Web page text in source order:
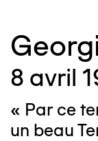
8 avril
« Par ce
un beau